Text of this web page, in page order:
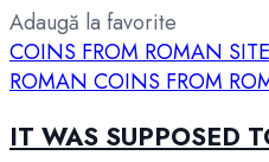
Adaugă la favorite
COINS FROM ROMAN
ROMAN COINS FROM
IT WAS SUPPOSED